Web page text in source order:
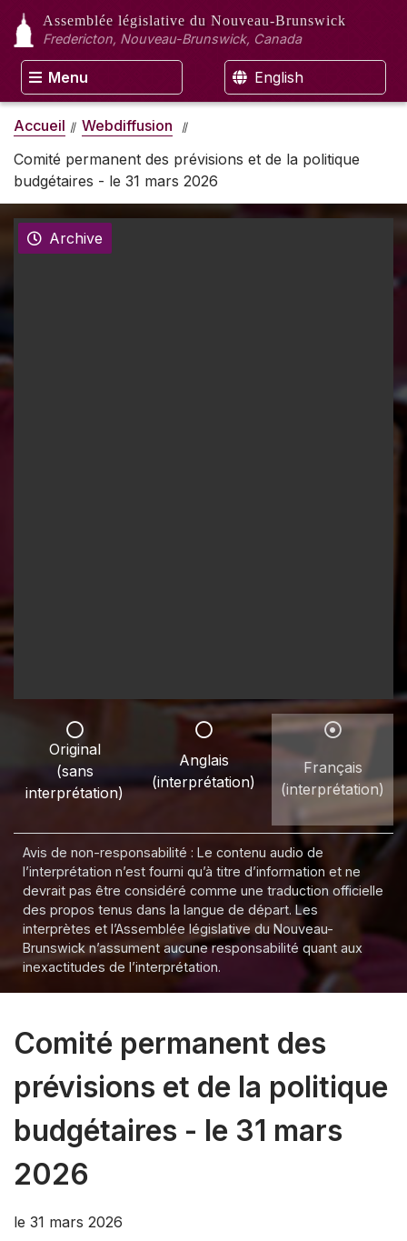
Assemblée législative du Nouveau-Brunswick
Fredericton, Nouveau-Brunswick, Canada
Menu English
Accueil
Webdiffusion
Comité permanent des prévisions et de la politique
budgétaires - le 31 mars 2026
Archive
Original
(sans
interprétation)
Anglais
(interprétation)
Français
(interprétation)
Avis de non-responsabilité : Le contenu audio de
l’interprétation n’est fourni qu’à titre d’information et ne
devrait pas être considéré comme une traduction officielle
des propos tenus dans la langue de départ. Les
interprètes et l’Assemblée législative du Nouveau-
Brunswick n’assument aucune responsabilité quant aux
inexactitudes de l’interprétation.
Comité permanent des
prévisions et de la politique
budgétaires - le 31 mars
2026
le 31 mars 2026